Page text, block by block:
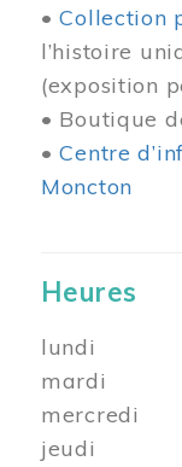
•Collection
l’histoire
(exposition
• Boutique
•Centre
Moncton
Heures
lundi 10
mardi
mercredi
jeudi